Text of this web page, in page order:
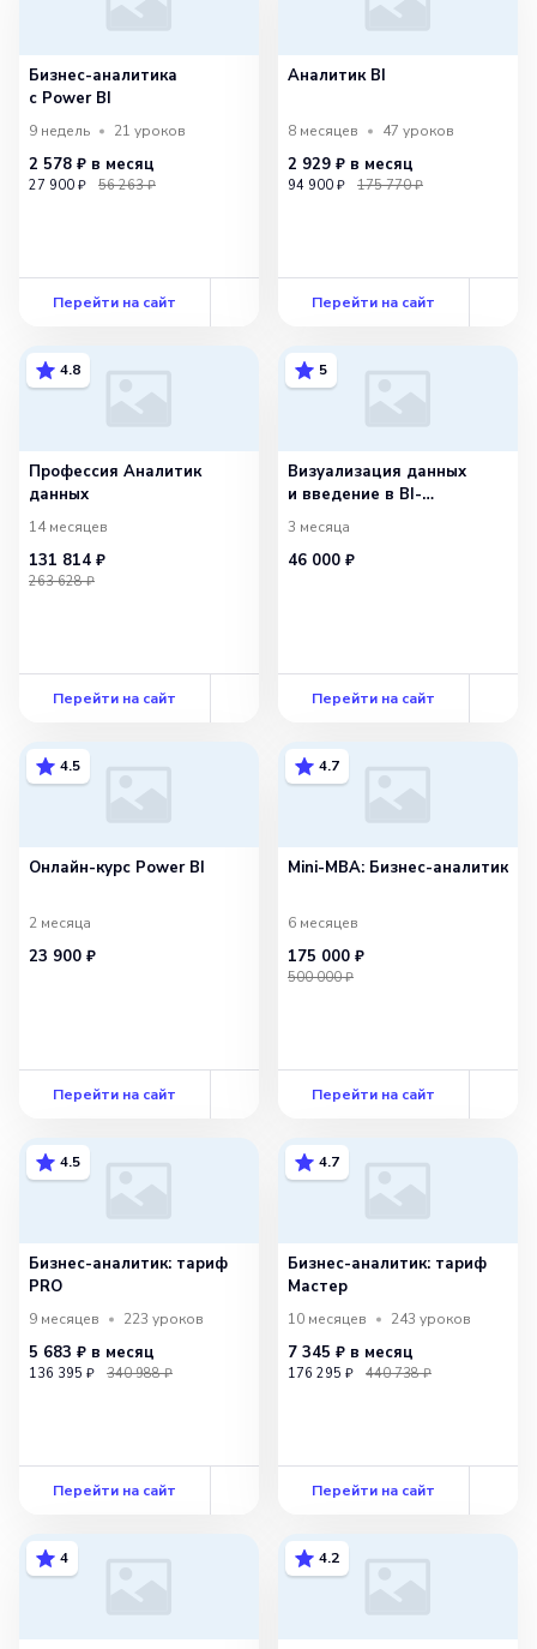
Бизнес-аналитика
с Power BI
9 недель 21 уроков
2 578 ₽ в месяц
27 900 ₽ 56 263 ₽
Перейти на сайт
Аналитик BI
8 месяцев 47 уроков
2 929 ₽ в месяц
94 900 ₽ 175 770 ₽
Перейти на сайт
4.8
Профессия Аналитик
данных
14 месяцев
131 814 ₽
263 628 ₽
Перейти на сайт
5
Визуализация данных
и введение в BI-
инструменты —
с сопровождением
3 месяца
46 000 ₽
Перейти на сайт
4.5
Онлайн-курс Power BI
2 месяца
23 900 ₽
Перейти на сайт
4.7
Mini-MBA: Бизнес-аналитик
6 месяцев
175 000 ₽
500 000 ₽
Перейти на сайт
4.5
Бизнес-аналитик: тариф
PRO
9 месяцев 223 уроков
5 683 ₽ в месяц
136 395 ₽ 340 988 ₽
Перейти на сайт
4.7
Бизнес-аналитик: тариф
Мастер
10 месяцев 243 уроков
7 345 ₽ в месяц
176 295 ₽ 440 738 ₽
Перейти на сайт
4 4.2